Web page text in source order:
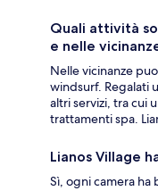
Quali attività
e nelle
Nelle vicinanze
windsurf. Regalati
altri servizi, tra cui
trattamenti spa.
Lianos Village
Sì, ogni camera ha